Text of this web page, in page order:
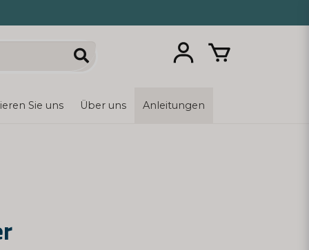
Sie uns Über uns Anleitungen